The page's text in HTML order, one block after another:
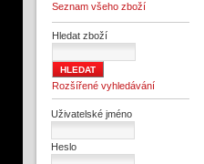
Seznam všeho zboží
Hledat zboží
Rozšířené vyhledávání
Uživatelské jméno
Heslo